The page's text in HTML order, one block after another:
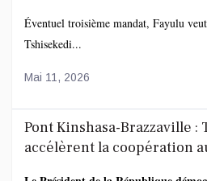
Éventuel troisième mandat, Fayulu
Tshisekedi...
Mai 11, 2026
Pont Kinshasa-Brazzaville :
accélèrent la coopération